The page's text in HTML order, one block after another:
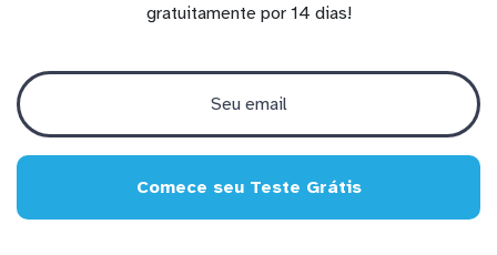
gratuitamente por 14 dias!
Comece seu Teste Grátis